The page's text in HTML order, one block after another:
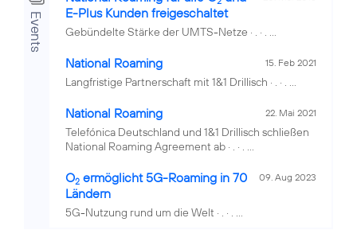
Events
E-Plus Kunden freigeschaltet
Gebündelte Stärke der UMTS-Netze · . · . ...
National Roaming 15. Feb 2021
Langfristige Partnerschaft mit 1&1 Drillisch · . · . ...
National Roaming 22. Mai 2021
Telefónica Deutschland und 1&1 Drillisch schließen
National Roaming Agreement ab · . · . ...
O2 ermöglicht 5G-Roaming in 70
Ländern
09. Aug 2023
5G-Nutzung rund um die Welt · . · . ...